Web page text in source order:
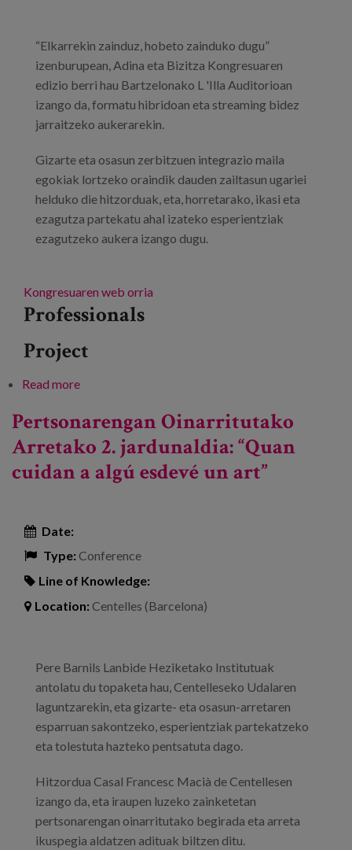
Work with us
“Elkarrekin zainduz, hobeto zainduko dugu”
izenburupean, Adina eta Bizitza Kongresuaren
edizio berri hau Bartzelonako L 'Illa Auditorioan
izango da, formatu hibridoan eta streaming bidez
jarraitzeko aukerarekin.
Gizarte eta osasun zerbitzuen integrazio maila
egokiak lortzeko oraindik dauden zailtasun ugariei
helduko die hitzorduak, eta, horretarako, ikasi eta
ezagutza partekatu ahal izateko esperientziak
ezagutzeko aukera izango dugu.
Kongresuaren web orria
Professionals
Project
Read moreabout Mendekotasunaren eta Bizi Kalitatearen
Pertsonarengan Oinarritutako
Arretako 2. jardunaldia: “Quan
cuidan a algú esdevé un art”
Date:
Type:Conference
Line of Knowledge:
Location:Centelles (Barcelona)
Pere Barnils Lanbide Heziketako Institutuak
antolatu du topaketa hau, Centelleseko Udalaren
laguntzarekin, eta gizarte- eta osasun-arretaren
esparruan sakontzeko, esperientziak partekatzeko
eta tolestuta hazteko pentsatuta dago.
Hitzordua Casal Francesc Macià de Centellesen
izango da, eta iraupen luzeko zainketetan
pertsonarengan oinarritutako begirada eta arreta
ikuspegia aldatzen adituak biltzen ditu.